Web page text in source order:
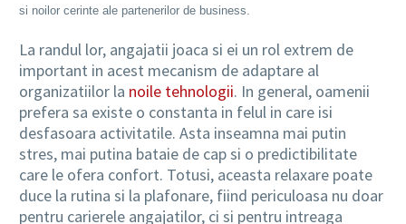
si noilor cerinte ale partenerilor de business.
La randul lor, angajatii joaca si ei un rol extrem de
important in acest mecanism de adaptare al
organizatiilor la noile tehnologii. In general, oamenii
prefera sa existe o constanta in felul in care isi
desfasoara activitatile. Asta inseamna mai putin
stres, mai putina bataie de cap si o predictibilitate
care le ofera confort. Totusi, aceasta relaxare poate
duce la rutina si la plafonare, fiind periculoasa nu doar
pentru carierele angajatilor, ci si pentru intreaga